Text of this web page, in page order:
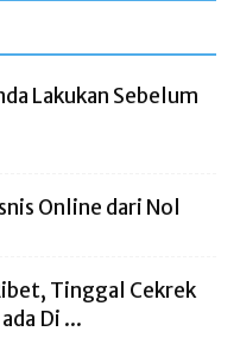
Lakukan Sebelum
Online dari Nol
Tinggal Cekrek
Di ...